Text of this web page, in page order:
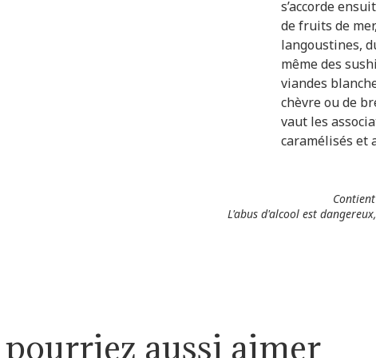
s’accorde
de fruits de
langoustines,
même des
viandes
chèvre ou de
vaut les
caramélisés et
L'abus d'alcool est
aussi aimer